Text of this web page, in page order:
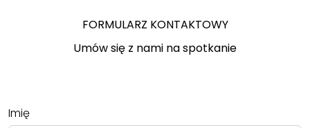
FORMULARZ KONTAKTOWY
Umów się z nami na spotkanie
Imię